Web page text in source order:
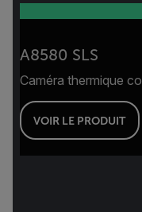
A8580 SLS
Caméra thermique
VOIR LE PRODUIT